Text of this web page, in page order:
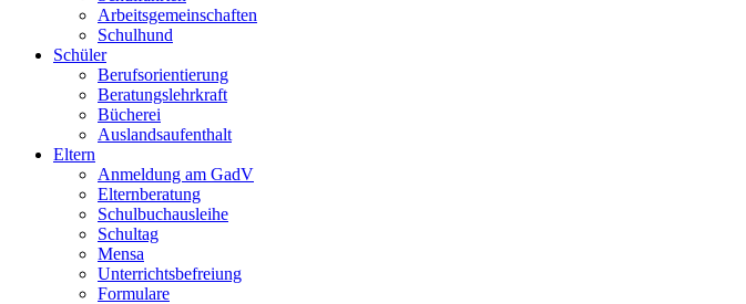
Arbeitsgemeinschaften
Schulhund
Schüler
Berufsorientierung
Beratungslehrkraft
Bücherei
Auslandsaufenthalt
Eltern
Anmeldung am GadV
Elternberatung
Schulbuchausleihe
Schultag
Mensa
Unterrichtsbefreiung
Formulare